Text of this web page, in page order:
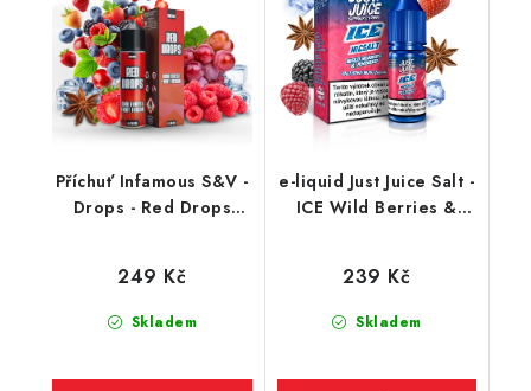
Příchuť Infamous S&V -
Drops - Red Drops
Skladem
249 Kč
e-liquid Just Juice Salt -
ICE Wild Berries &
10ml
Skladem
239 Kč